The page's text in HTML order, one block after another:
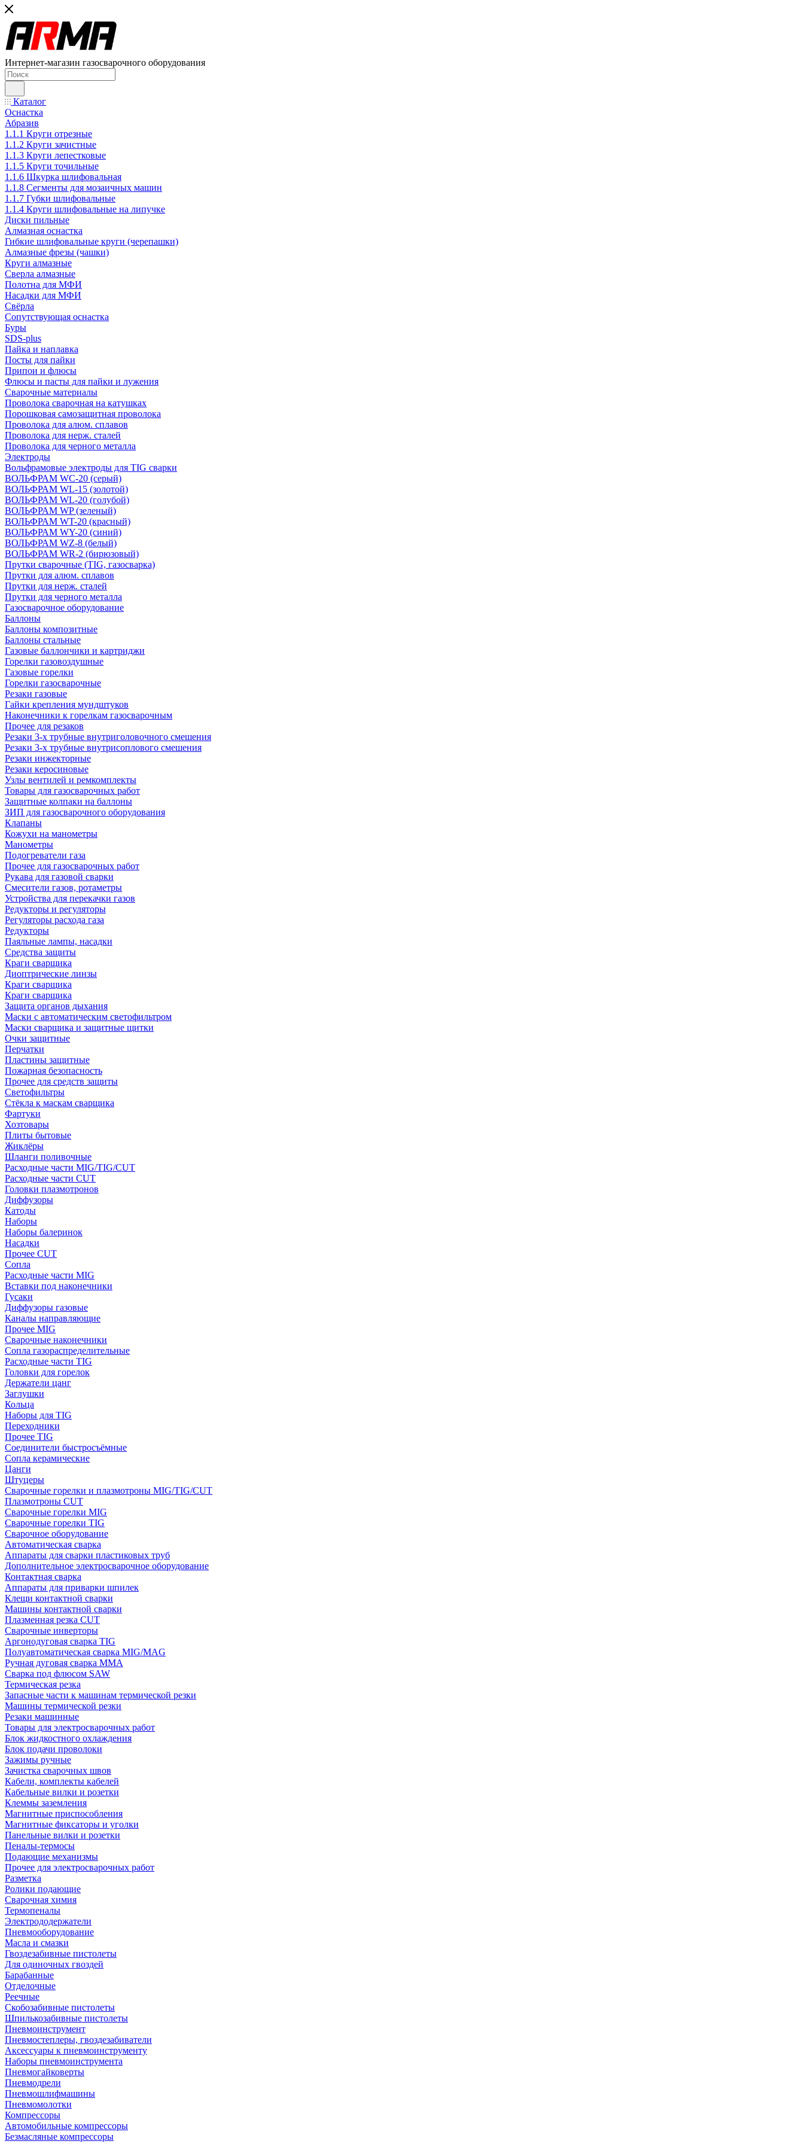
Интернет-магазин газосварочного оборудования
Каталог
Оснастка
Абразив
1.1.1 Круги отрезные
1.1.2 Круги зачистные
1.1.3 Круги лепестковые
1.1.5 Круги точильные
1.1.6 Шкурка шлифовальная
1.1.8 Сегменты для мозаичных машин
1.1.7 Губки шлифовальные
1.1.4 Круги шлифовальные на липучке
Диски пильные
Алмазная оснастка
Гибкие шлифовальные круги (черепашки)
Алмазные фрезы (чашки)
Круги алмазные
Сверла алмазные
Полотна для МФИ
Насадки для МФИ
Свёрла
Сопутствующая оснастка
Буры
SDS-plus
Пайка и наплавка
Посты для пайки
Припои и флюсы
Флюсы и пасты для пайки и лужения
Сварочные материалы
Проволока сварочная на катушках
Порошковая самозащитная проволока
Проволока для алюм. сплавов
Проволока для нерж. сталей
Проволока для черного металла
Электроды
Вольфрамовые электроды для TIG сварки
ВОЛЬФРАМ WC-20 (серый)
ВОЛЬФРАМ WL-15 (золотой)
ВОЛЬФРАМ WL-20 (голубой)
ВОЛЬФРАМ WP (зеленый)
ВОЛЬФРАМ WT-20 (красный)
ВОЛЬФРАМ WY-20 (синий)
ВОЛЬФРАМ WZ-8 (белый)
ВОЛЬФРАМ WR-2 (бирюзовый)
Прутки сварочные (TIG, газосварка)
Прутки для алюм. сплавов
Прутки для нерж. сталей
Прутки для черного металла
Газосварочное оборудование
Баллоны
Баллоны композитные
Баллоны стальные
Газовые баллончики и картриджи
Горелки газовоздушные
Газовые горелки
Горелки газосварочные
Резаки газовые
Гайки крепления мундштуков
Наконечники к горелкам газосварочным
Прочее для резаков
Резаки 3-х трубные внутриголовочного смешения
Резаки 3-х трубные внутрисоплового смешения
Резаки инжекторные
Резаки керосиновые
Узлы вентилей и ремкомплекты
Товары для газосварочных работ
Защитные колпаки на баллоны
ЗИП для газосварочного оборудования
Клапаны
Кожухи на манометры
Манометры
Подогреватели газа
Прочее для газосварочных работ
Рукава для газовой сварки
Смесители газов, ротаметры
Устройства для перекачки газов
Редукторы и регуляторы
Регуляторы расхода газа
Редукторы
Паяльные лампы, насадки
Средства защиты
Краги сварщика
Диоптрические линзы
Краги сварщика
Краги сварщика
Защита органов дыхания
Маски с автоматическим светофильтром
Маски сварщика и защитные щитки
Очки защитные
Перчатки
Пластины защитные
Пожарная безопасность
Прочее для средств защиты
Светофильтры
Стёкла к маскам сварщика
Фартуки
Хозтовары
Плиты бытовые
Жиклёры
Шланги поливочные
Расходные части MIG/TIG/CUT
Расходные части CUT
Головки плазмотронов
Диффузоры
Катоды
Наборы
Наборы балеринок
Насадки
Прочее CUT
Сопла
Расходные части MIG
Вставки под наконечники
Гусаки
Диффузоры газовые
Каналы направляющие
Прочее MIG
Сварочные наконечники
Сопла газораспределительные
Расходные части TIG
Головки для горелок
Держатели цанг
Заглушки
Кольца
Наборы для TIG
Переходники
Прочее TIG
Соединители быстросъёмные
Сопла керамические
Цанги
Штуцеры
Сварочные горелки и плазмотроны MIG/TIG/CUT
Плазмотроны CUT
Сварочные горелки MIG
Сварочные горелки TIG
Сварочное оборудование
Автоматическая сварка
Аппараты для сварки пластиковых труб
Дополнительное электросварочное оборудование
Контактная сварка
Аппараты для приварки шпилек
Клещи контактной сварки
Машины контактной сварки
Плазменная резка CUT
Сварочные инверторы
Аргонодуговая сварка TIG
Полуавтоматическая сварка MIG/MAG
Ручная дуговая сварка MMA
Сварка под флюсом SAW
Термическая резка
Запасные части к машинам термической резки
Машины термической резки
Резаки машинные
Товары для электросварочных работ
Блок жидкостного охлаждения
Блок подачи проволоки
Зажимы ручные
Зачистка сварочных швов
Кабели, комплекты кабелей
Кабельные вилки и розетки
Клеммы заземления
Магнитные приспособления
Магнитные фиксаторы и уголки
Панельные вилки и розетки
Пеналы-термосы
Подающие механизмы
Прочее для электросварочных работ
Разметка
Ролики подающие
Сварочная химия
Термопеналы
Электрододержатели
Пневмооборудование
Масла и смазки
Гвоздезабивные пистолеты
Для одиночных гвоздей
Барабанные
Отделочные
Реечные
Скобозабивные пистолеты
Шпилькозабивные пистолеты
Пневмоинструмент
Пневмостеплеры, гвоздезабиватели
Аксессуары к пневмоинструменту
Наборы пневмоинструмента
Пневмогайковерты
Пневмодрели
Пневмошлифмашины
Пневмомолотки
Компрессоры
Автомобильные компрессоры
Безмасляные компрессоры